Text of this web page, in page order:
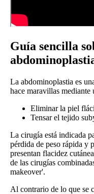
Guía sencilla
La abdominoplastia es
hace maravillas mediante
Eliminar la piel
Tensar el tejido
La cirugía está indicada
pérdida de peso rápida y
presentan flacidez
de las cirugías
makeover'.
Al contrario de lo que se